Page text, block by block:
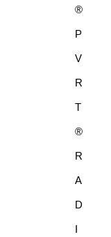
®
P
V
R
T
®
R
A
D
I